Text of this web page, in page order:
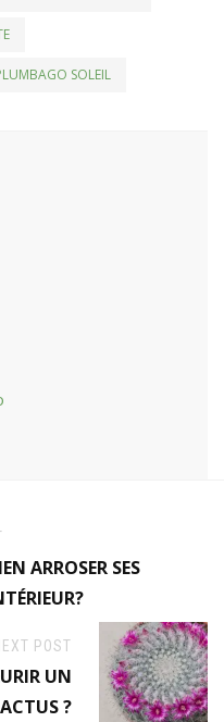
SOLEIL
ARROSER SES
POST
UN
?